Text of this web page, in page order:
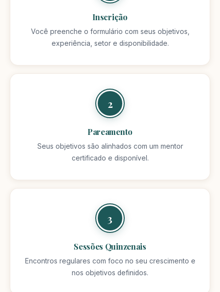
Inscrição
Você preenche o formulário com seus objetivos,
experiência, setor e disponibilidade.
2
Pareamento
Seus objetivos são alinhados com um mentor
certificado e disponível.
3
Sessões Quinzenais
Encontros regulares com foco no seu crescimento e
nos objetivos definidos.